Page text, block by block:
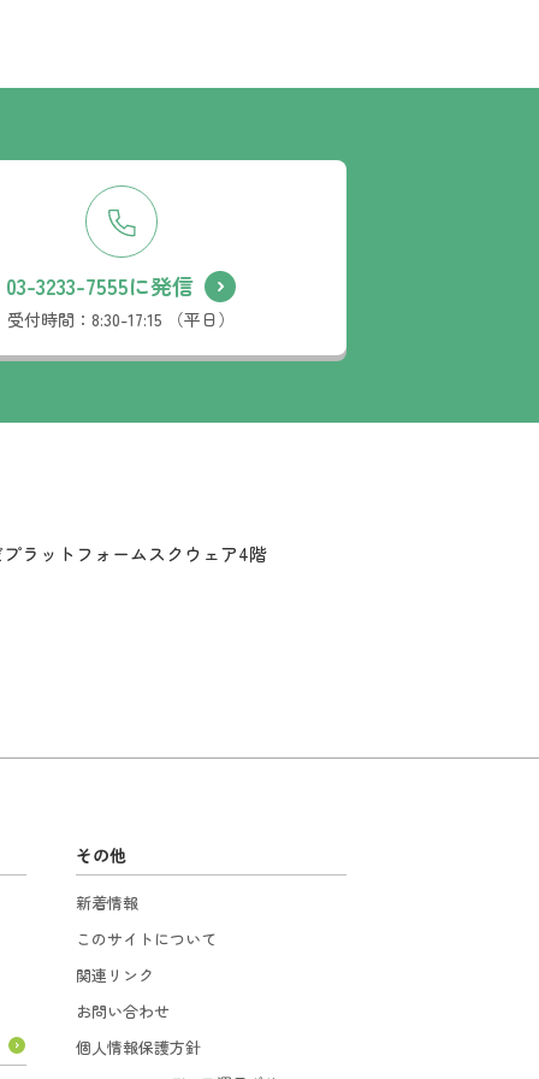
03-3233-7555に発信
受付時間：8:30-17:15 （平日）
プラットフォームスクウェア4階
その他
新着情報
このサイトについて
関連リンク
お問い合わせ
個人情報保護方針